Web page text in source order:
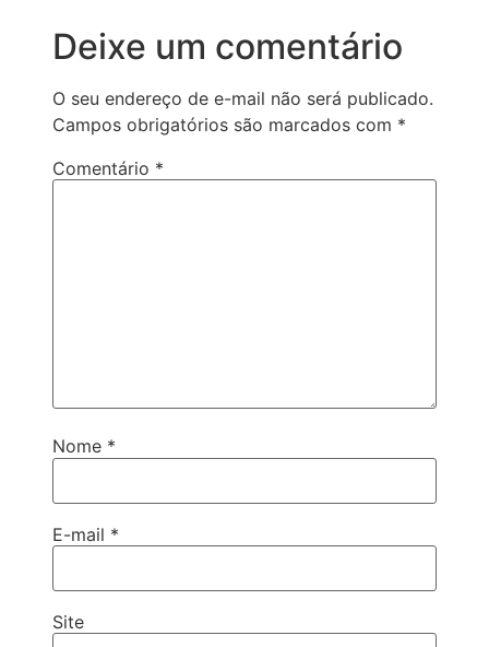
Deixe um comentário
O seu endereço de e-mail não será publicado.
Campos obrigatórios são marcados com *
Comentário *
Nome *
E-mail *
Site